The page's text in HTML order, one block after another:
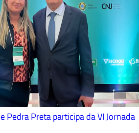
Pedra Preta participa da VI Jornada